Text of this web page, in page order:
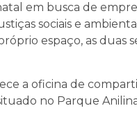
em busca de
sociais e
espaço, as duas
a oficina de
no Parque